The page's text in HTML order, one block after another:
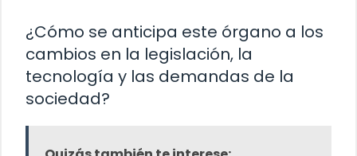
¿Cómo se anticipa este órgano a los
cambios en la legislación, la
tecnología y las demandas de la
sociedad?